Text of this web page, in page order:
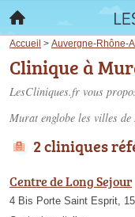
Accueil > Auvergne-Rhône-
Clinique à
LesCliniques.fr vous
Murat englobe les villes
2 cliniques
Centre de Long Sejour
4 Bis Porte Saint Esprit,